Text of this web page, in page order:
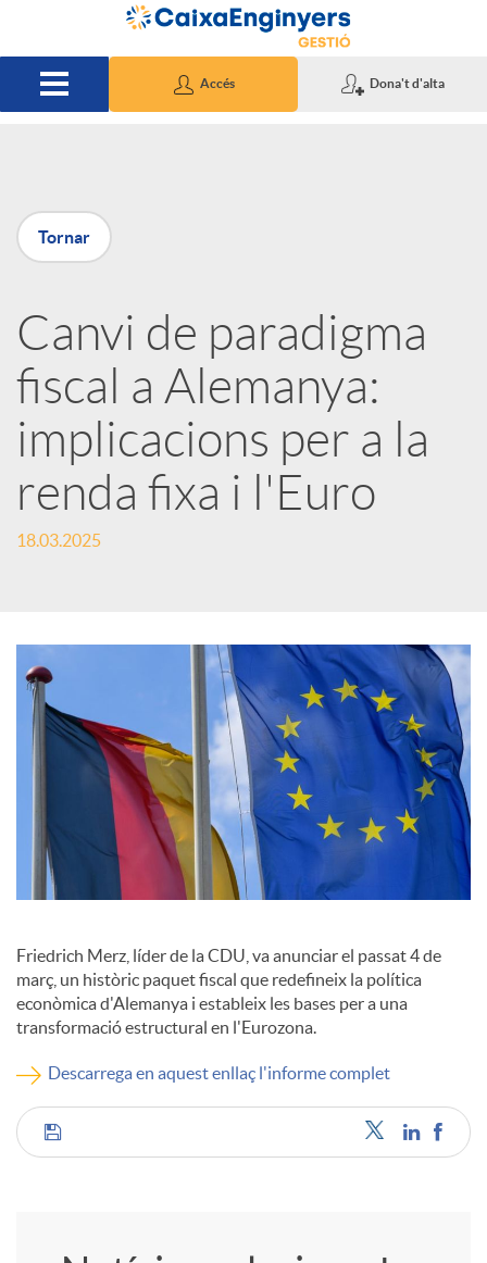
Salta al contingut principal
Accés Dona't d'alta
P
u
b
l
i
c
d
o
d
e
c
o
n
Tornar
Canvi de paradigma
fiscal a Alemanya:
implicacions per a la
renda fixa i l'Euro
18.03.2025
Friedrich Merz, líder de la CDU, va anunciar el passat 4 de
març, un històric paquet fiscal que redefineix la política
econòmica d'Alemanya i estableix les bases per a una
transformació estructural en l'Eurozona.
Descarrega en aquest enllaç l'informe complet
C